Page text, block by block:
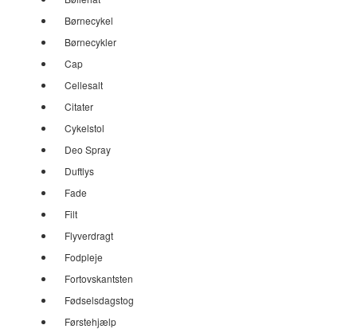
Børnecykel
Børnecykler
Cap
Cellesalt
Citater
Cykelstol
Deo Spray
Duftlys
Fade
Filt
Flyverdragt
Fodpleje
Fortovskantsten
Fødselsdagstog
Førstehjælp